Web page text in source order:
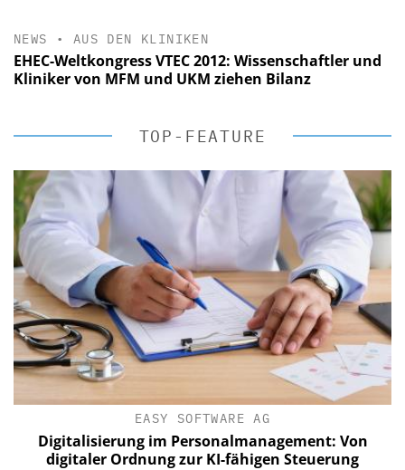
NEWS • AUS DEN KLINIKEN
EHEC-Weltkongress VTEC 2012: Wissenschaftler und
Kliniker von MFM und UKM ziehen Bilanz
TOP-FEATURE
EASY SOFTWARE AG
Digitalisierung im Personalmanagement: Von
digitaler Ordnung zur KI-fähigen Steuerung